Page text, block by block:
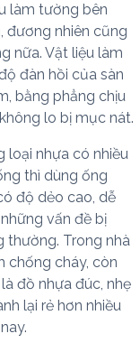
làm tường bên
đương nhiên cũng
nữa. Vật liệu làm
đàn hồi của sàn
bằng phẳng chịu
lo bị mục nát.
loại nhựa có nhiều
thì dùng ống
độ dẻo cao, dễ
vấn đề bị
thường. Trong nhà
chống cháy, còn
đồ nhựa đúc, nhẹ
lại rẻ hơn nhiều